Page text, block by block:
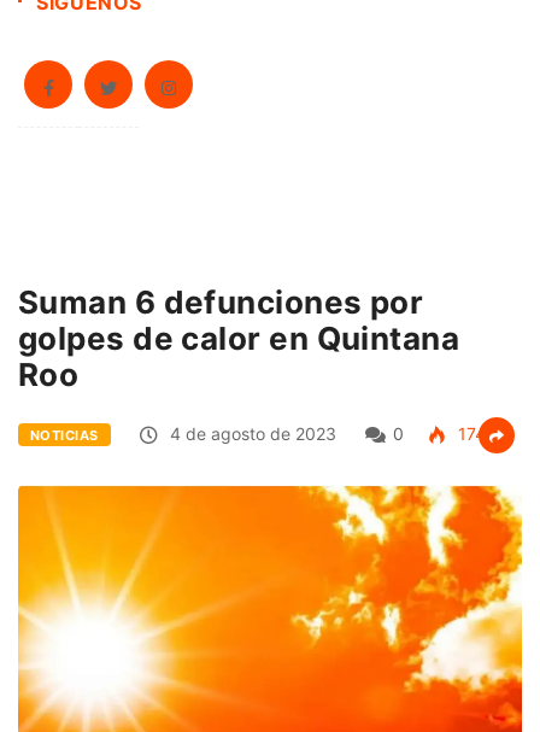
Suman 6 defunciones por
golpes de calor en Quintana
Roo
NOTICIAS 4 de agosto de 2023 0 174